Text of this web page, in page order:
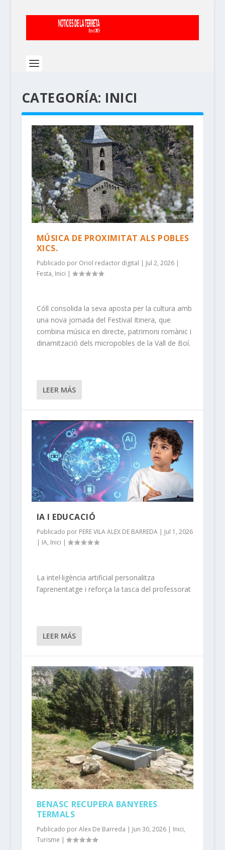
CATEGORÍA: INICI
MÚSICA DE PROXIMITAT ALS POBLES
XICS.
Publicado por Oriol redactor digital | Jul 2, 2026|
Festa, Inici |
Cóll consolida la seva aposta per la cultura amb
una nova jornada del Festival Itinera, que
combina música en directe, patrimoni romànic i
dinamització dels micropobles de la Vall de Boí.
LEER MÁS
IA I EDUCACIÓ
Publicado por PERE VILA ALEX DE BARREDA| Jul 1, 2026
IA, Inici
La intel·ligència artificial personalitza
l’aprenentatge i reforça la tasca del professorat
LEER MÁS
BENASC RECUPERA BANYERES
TERMALS
Publicado porAlex De Barreda Jun 30, 2026| Inici,
Turisme